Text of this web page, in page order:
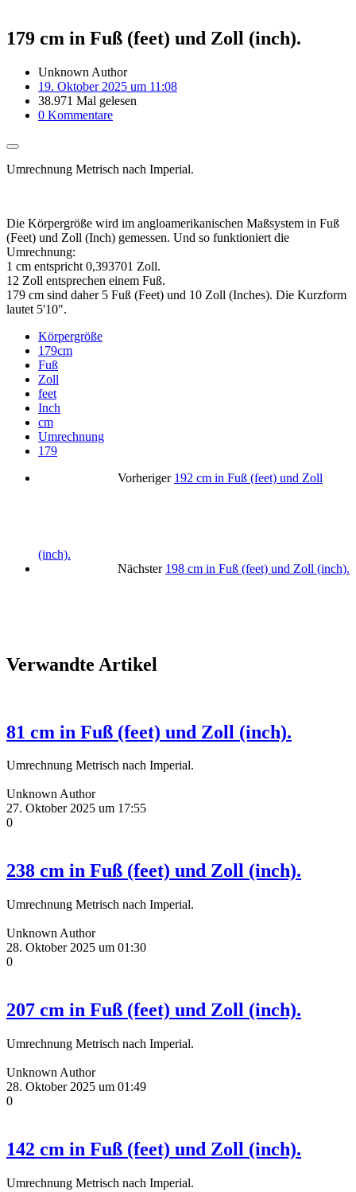
179 cm in Fuß (feet) und Zoll (inch).
Unknown Author
19. Oktober 2025 um 11:08
38.971 Mal gelesen
0 Kommentare
Umrechnung Metrisch nach Imperial.
Die Körpergröße wird im angloamerikanischen Maßsystem in Fuß
(Feet) und Zoll (Inch) gemessen. Und so funktioniert die
Umrechnung:
1 cm entspricht 0,393701 Zoll.
12 Zoll entsprechen einem Fuß.
179 cm sind daher 5 Fuß (Feet) und 10 Zoll (Inches). Die Kurzform
lautet 5'10".
Körpergröße
179cm
Fuß
Zoll
feet
Inch
cm
Umrechnung
179
Vorheriger 192 cm in Fuß (feet) und Zoll
(inch).
Nächster 198 cm in Fuß (feet) und Zoll (inch).
Verwandte Artikel
81 cm in Fuß (feet) und Zoll (inch).
Umrechnung Metrisch nach Imperial.
Unknown Author
27. Oktober 2025 um 17:55
0
238 cm in Fuß (feet) und Zoll (inch).
Umrechnung Metrisch nach Imperial.
Unknown Author
28. Oktober 2025 um 01:30
0
207 cm in Fuß (feet) und Zoll (inch).
Umrechnung Metrisch nach Imperial.
Unknown Author
28. Oktober 2025 um 01:49
0
142 cm in Fuß (feet) und Zoll (inch).
Umrechnung Metrisch nach Imperial.